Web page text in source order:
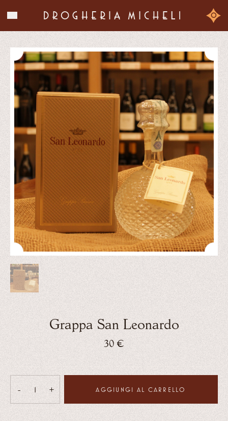
0
La storia
Contatti
Grappa San Leonardo
30 €
- + AGGIUNGI AL CARRELLO